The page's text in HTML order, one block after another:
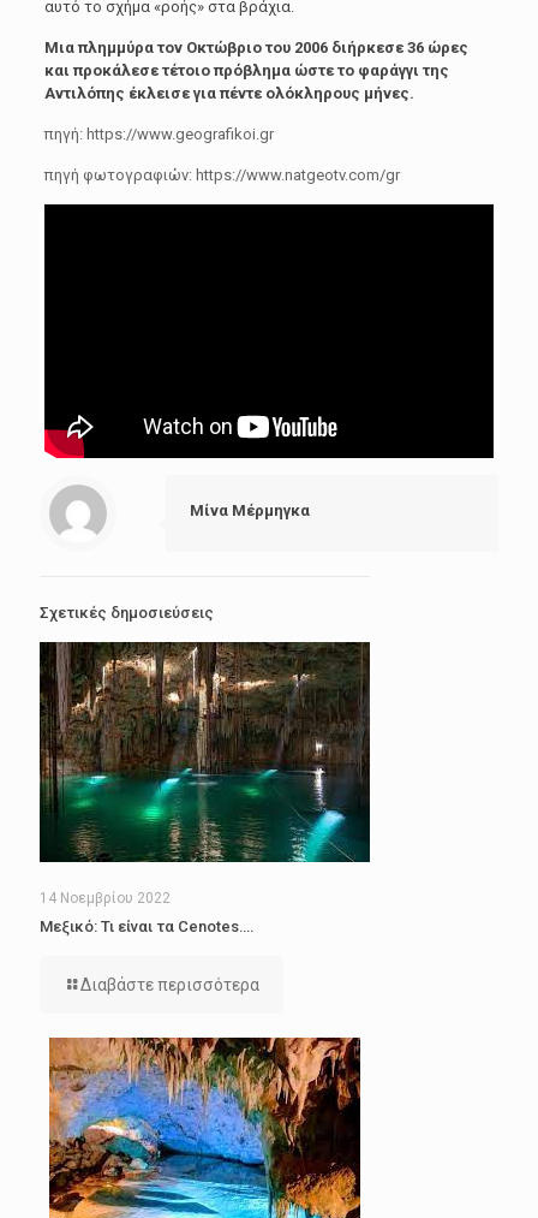
αυτό το σχήμα «ροής» στα βράχια.
Μια πλημμύρα τον Οκτώβριο του 2006 διήρκεσε 36 ώρες
και προκάλεσε τέτοιο πρόβλημα ώστε το φαράγγι της
Αντιλόπης έκλεισε για πέντε ολόκληρους μήνες.
πηγή: https://www.geografikoi.gr
πηγή φωτογραφιών: https://www.natgeotv.com/gr
Μίνα Μέρμηγκα
Σχετικές δημοσιεύσεις
14 Νοεμβρίου 2022
Μεξικό: Τι είναι τα Cenotes….
Διαβάστε περισσότερα